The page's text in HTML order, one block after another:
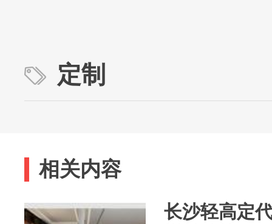
定制
相关内容
长沙轻高定